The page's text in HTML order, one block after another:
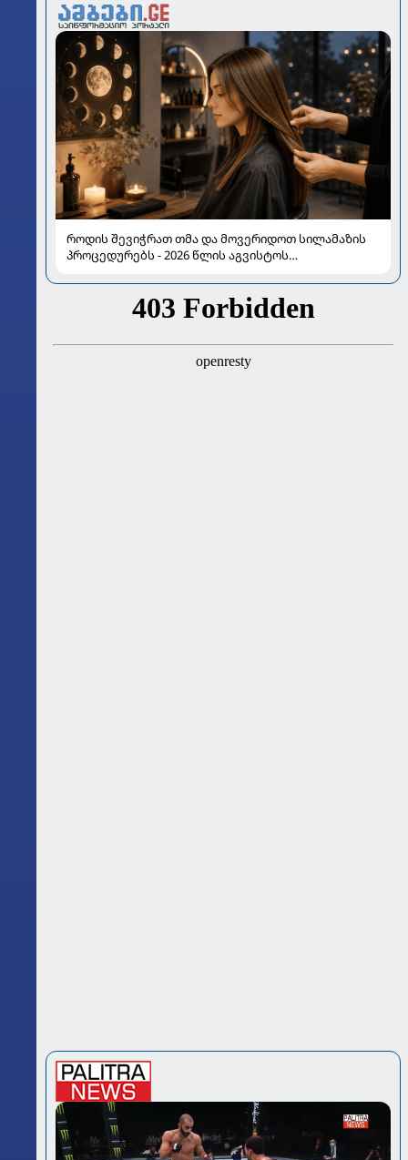
როდის შევიჭრათ თმა და მოვერიდოთ სილამაზის
პროცედურებს - 2026 წლის აგვისტოს